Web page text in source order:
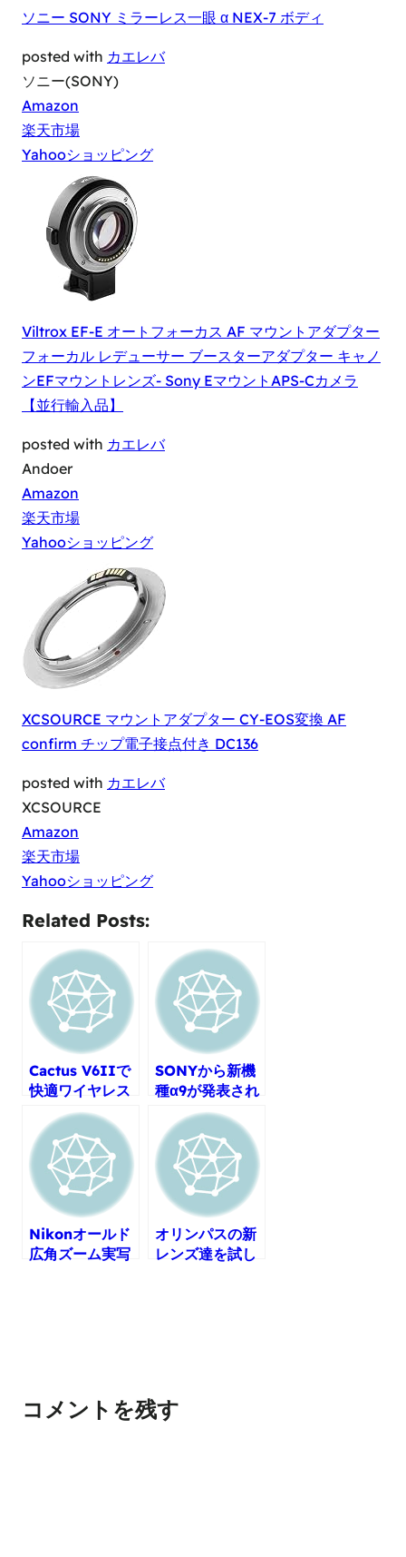
ソニー SONY ミラーレス一眼 α NEX-7 ボディ
posted with カエレバ
ソニー(SONY)
Amazon
楽天市場
Yahooショッピング
Viltrox EF-E オートフォーカス AF マウントアダプター
フォーカル レデューサー ブースターアダプター キャノ
ンEFマウントレンズ- Sony EマウントAPS-Cカメラ
【並行輸入品】
posted with カエレバ
Andoer
Amazon
楽天市場
Yahooショッピング
XCSOURCE マウントアダプター CY-EOS変換 AF
confirm チップ電子接点付き DC136
posted with カエレバ
XCSOURCE
Amazon
楽天市場
Yahooショッピング
Related Posts:
Cactus V6IIで
快適ワイヤレス
SONYから新機
種α9が発表され
ました！
Nikonオールド
広角ズーム実写
オリンパスの新
レンズ達を試し
コメントを残す